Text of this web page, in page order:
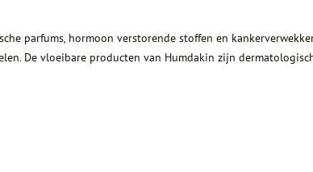
parfums, hormoon verstorende stoffen en
De vloeibare producten van Humdakin zijn